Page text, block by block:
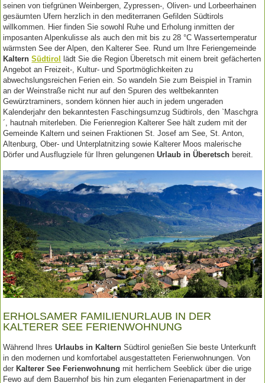
seinen von tiefgrünen Weinbergen, Zypressen-, Oliven- und Lorbeerhainen
gesäumten Ufern herzlich in den mediterranen Gefilden Südtirols
willkommen. Hier finden Sie sowohl Ruhe und Erholung inmitten der
imposanten Alpenkulisse als auch den mit bis zu 28 °C Wassertemperatur
wärmsten See der Alpen, den Kalterer See. Rund um Ihre Feriengemeinde
KalternSüdtirol
lädt Sie die Region Überetsch mit einem breit gefächerten
Angebot an Freizeit-, Kultur- und Sportmöglichkeiten zu
abwechslungsreichen Ferien ein. So wandeln Sie zum Beispiel in Tramin
an der Weinstraße nicht nur auf den Spuren des weltbekannten
Gewürztraminers, sondern können hier auch in jedem ungeraden
Kalenderjahr den bekanntesten Faschingsumzug Südtirols, den `Maschgra
´, hautnah miterleben. Die Ferienregion Kalterer See hält zudem mit der
Gemeinde Kaltern und seinen Fraktionen St. Josef am See, St. Anton,
Altenburg, Ober- und Unterplatnitzing sowie Kalterer Moos malerische
Dörfer und Ausflugziele für Ihren gelungenenUrlaub in Überetsch bereit.
ERHOLSAMER FAMILIENURLAUB IN DER
KALTERER SEE FERIENWOHNUNG
Während IhresUrlaubs in Kaltern Südtirol genießen Sie beste Unterkunft
in den modernen und komfortabel ausgestatteten Ferienwohnungen. Von
der Kalterer See Ferienwohnung mit herrlichem Seeblick über die urige
Fewo auf dem Bauernhof bis hin zum eleganten Ferienapartment in der